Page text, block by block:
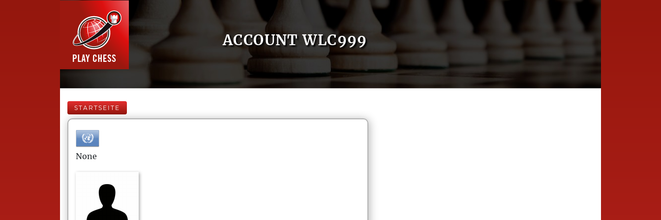
ACCOUNT WLC999
STARTSEITE
None